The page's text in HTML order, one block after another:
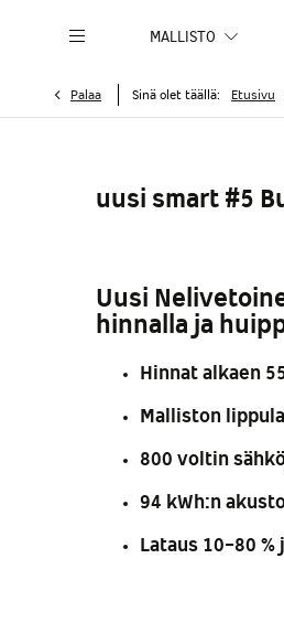
MALLISTO
Palaa Sinä olet täällä: Etusivu
uusi smart #5
Uusi
hinnalla ja
Hinnat alkaen
Malliston
800 voltin
94 kWh:n
Lataus 10-80